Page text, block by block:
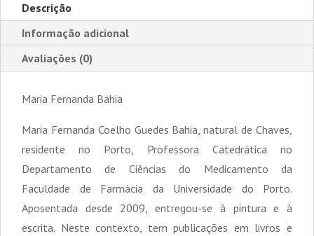
Descrição
Informação adicional
Avaliações (0)
Maria Fernanda Bahia
Maria Fernanda Coelho Guedes Bahia, natural de Chaves,
residente no Porto, Professora Catedrática no
Departamento de Ciências do Medicamento da
Faculdade de Farmácia da Universidade do Porto.
Aposentada desde 2009, entregou-se à pintura e à
escrita. Neste contexto, tem publicações em livros e